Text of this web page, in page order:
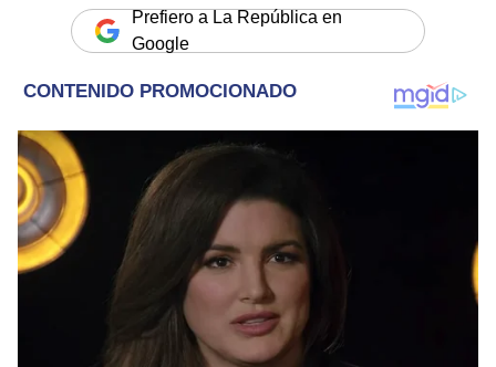
Prefiero a La República en
Google